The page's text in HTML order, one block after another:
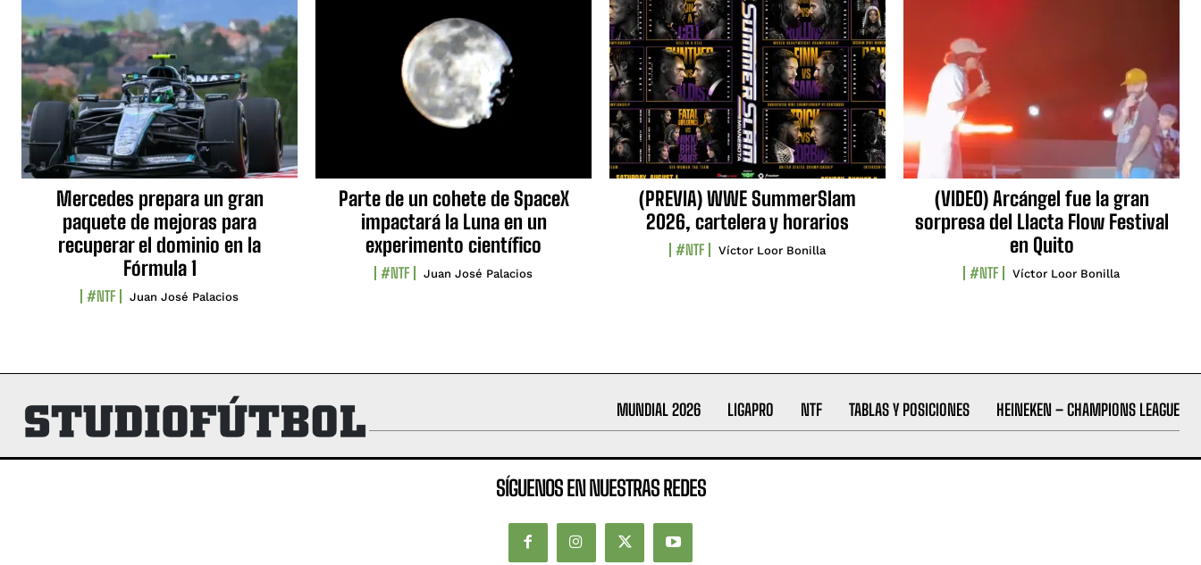
Mercedes prepara un gran
paquete de mejoras para
recuperar el dominio en la
Fórmula 1
#NTF Juan José Palacios
Parte de un cohete de SpaceX
impactará la Luna en un
experimento científico
#NTF Juan José Palacios
(PREVIA) WWE SummerSlam
2026, cartelera y horarios
#NTF Víctor Loor Bonilla
(VIDEO) Arcángel fue la gran
sorpresa del Llacta Flow Festival
en Quito
#NTF Víctor Loor Bonilla
MUNDIAL 2026 LIGAPRO NTF TABLAS Y POSICIONES HEINEKEN – CHAMPIONS LEAGUE
SÍGUENOS EN NUESTRAS REDES